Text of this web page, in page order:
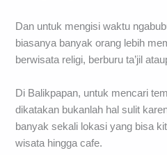
Dan untuk mengisi waktu
biasanya banyak orang lebih
berwisata religi, berburu ta’jil
Di Balikpapan, untuk mencari
dikatakan bukanlah hal sulit
banyak sekali lokasi yang bisa
wisata hingga cafe.